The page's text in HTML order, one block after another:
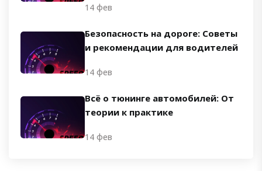
14 фев
Безопасность на дороге: Советы
и рекомендации для водителей
14 фев
Всё о тюнинге автомобилей: От
теории к практике
14 фев